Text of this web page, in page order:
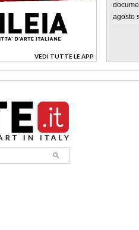
VEDI TUTTE LE APP
>
agosto